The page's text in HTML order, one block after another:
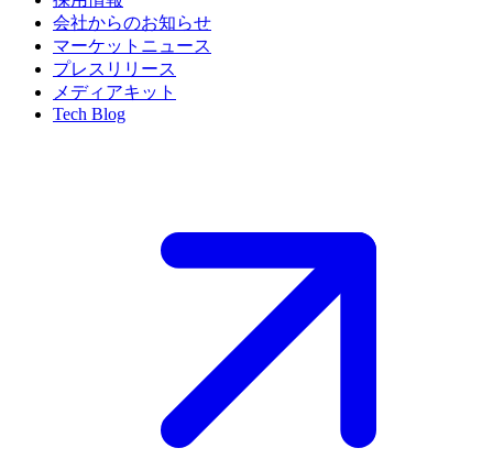
会社からのお知らせ
マーケットニュース
プレスリリース
メディアキット
Tech Blog